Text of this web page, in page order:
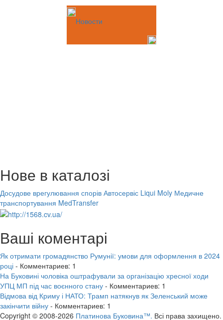
Новости
Нове в каталозі
Досудове врегулювання спорів Автосервіс Liqui Moly Медичне
транспортування MedTransfer
Ваші коментарі
Як отримати громадянство Румунії: умови для оформлення в 2024
році - Комментариев: 1
На Буковині чоловіка оштрафували за організацію хресної ходи
УПЦ МП під час воєнного стану - Комментариев: 1
Відмова від Криму і НАТО: Трамп натякнув як Зеленський може
закінчити війну - Комментариев: 1
Copyright © 2008-2026 Платинова Буковина™. Всі права захищено.